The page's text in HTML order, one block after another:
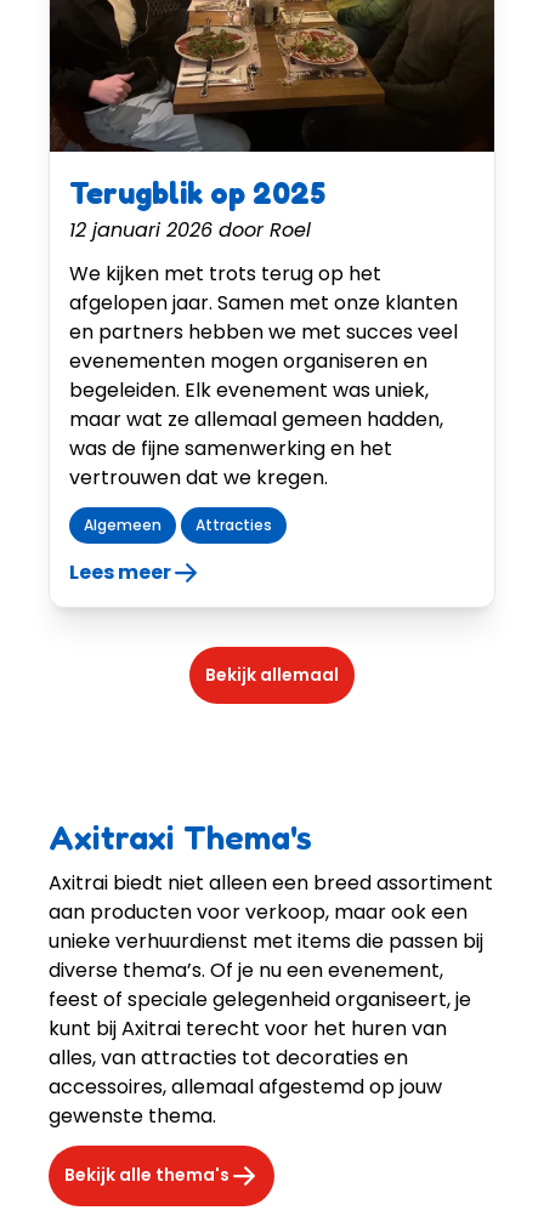
Terugblik op 2025
12 januari 2026 door Roel
We kijken met trots terug op het
afgelopen jaar. Samen met onze klanten
en partners hebben we met succes veel
evenementen mogen organiseren en
begeleiden. Elk evenement was uniek,
maar wat ze allemaal gemeen hadden,
was de fijne samenwerking en het
vertrouwen dat we kregen.
Algemeen Attracties
Lees meer
Bekijk allemaal
Axitraxi Thema's
Axitrai biedt niet alleen een breed assortiment
aan producten voor verkoop, maar ook een
unieke verhuurdienst met items die passen bij
diverse thema’s. Of je nu een evenement,
feest of speciale gelegenheid organiseert, je
kunt bij Axitrai terecht voor het huren van
alles, van attracties tot decoraties en
accessoires, allemaal afgestemd op jouw
gewenste thema.
Bekijk alle thema's